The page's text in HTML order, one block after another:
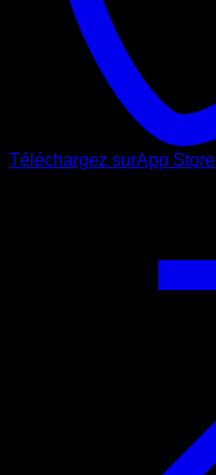
Téléchargez surApp Store